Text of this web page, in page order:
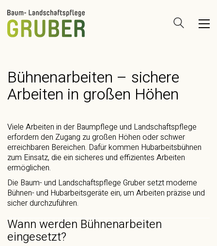
Bühnenarbeiten – sichere
Arbeiten in großen Höhen
Viele Arbeiten in der Baumpflege und Landschaftspflege
erfordern den Zugang zu großen Höhen oder schwer
erreichbaren Bereichen. Dafür kommen Hubarbeitsbühnen
zum Einsatz, die ein sicheres und effizientes Arbeiten
ermöglichen.
Die Baum- und Landschaftspflege Gruber setzt moderne
Bühnen- und Hubarbeitsgeräte ein, um Arbeiten präzise und
sicher durchzuführen.
Wann werden Bühnenarbeiten
eingesetzt?